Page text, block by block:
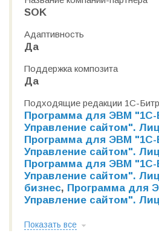
SOK
Адаптивность
Да
Поддержка композита
Да
Подходящие редакции 1С-
Программа для ЭВМ "1С-
Управление сайтом".
Программа для ЭВМ "1С-
Управление сайтом".
Программа для ЭВМ "1С-
Управление сайтом".
бизнес, Программа для
Управление сайтом".
Показать все